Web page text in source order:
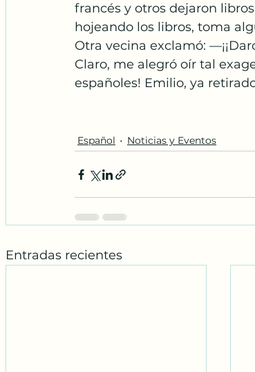
francés y otros dejaron
hojeando los libros, toma
Otra vecina exclamó:
Claro, me alegró oír tal
españoles! Emilio, ya
Español Noticias y Eventos
Entradas recientes